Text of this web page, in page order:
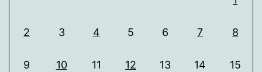
2 3 4 5 6 7 8
9 10 11 12 13 14 15